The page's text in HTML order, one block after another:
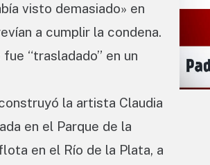
visto demasiado» en
a cumplir la condena.
“trasladado” en un
la artista Claudia
en el Parque de la
en el Río de la Plata, a